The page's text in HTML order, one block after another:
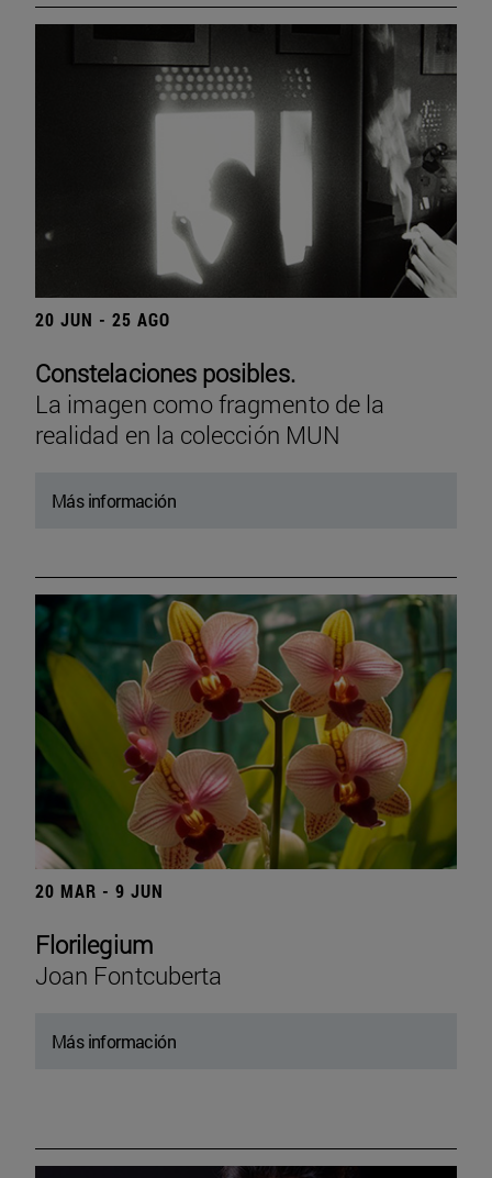
20 JUN - 25 AGO
Constelaciones posibles.
La imagen como fragmento de la
realidad en la colección MUN
Más información
20 MAR - 9 JUN
Florilegium
Joan Fontcuberta
Más información